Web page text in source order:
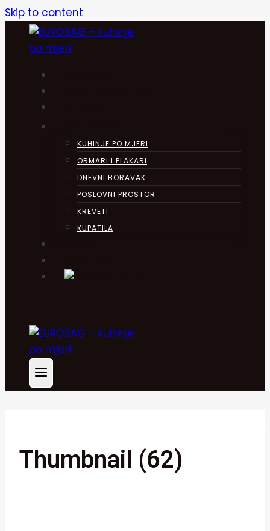
Skip to content
KUHINJE PO MJERI
ORMARI I PLAKARI
DNEVNI BORAVAK
POSLOVNI PROSTOR
KREVETI
KUPATILA
Thumbnail (62)